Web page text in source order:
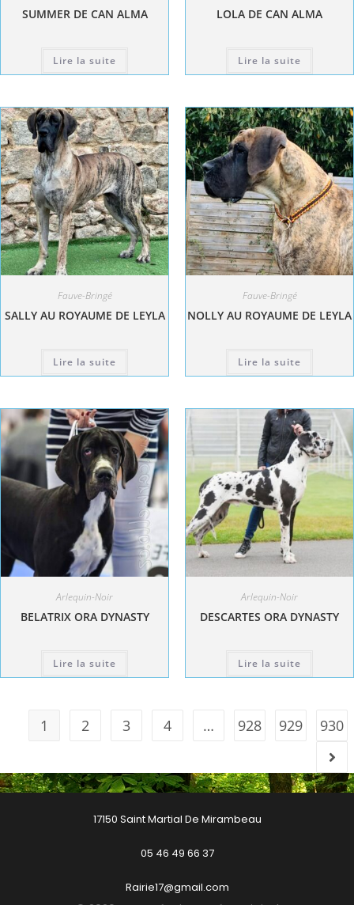
SUMMER DE CAN ALMA
Lire la suite
LOLA DE CAN ALMA
Lire la suite
Fauve-Bringé
SALLY AU ROYAUME DE LEYLA
Lire la suite
Fauve-Bringé
NOLLY AU ROYAUME DE LEYLA
Lire la suite
Arlequin-Noir
BELATRIX ORA DYNASTY
Lire la suite
Arlequin-Noir
DESCARTES ORA DYNASTY
Lire la suite
1 2 3 4 … 928 929 930
17150 Saint Martial De Mirambeau
05 46 49 66 37
Rairie17@gmail.com